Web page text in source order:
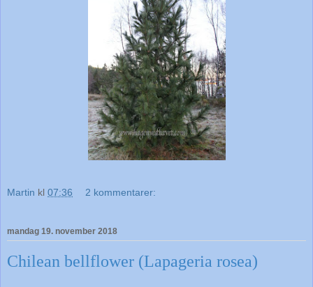
Martin kl 07:36 2 kommentarer:
mandag 19. november 2018
Chilean bellflower (Lapageria rosea)